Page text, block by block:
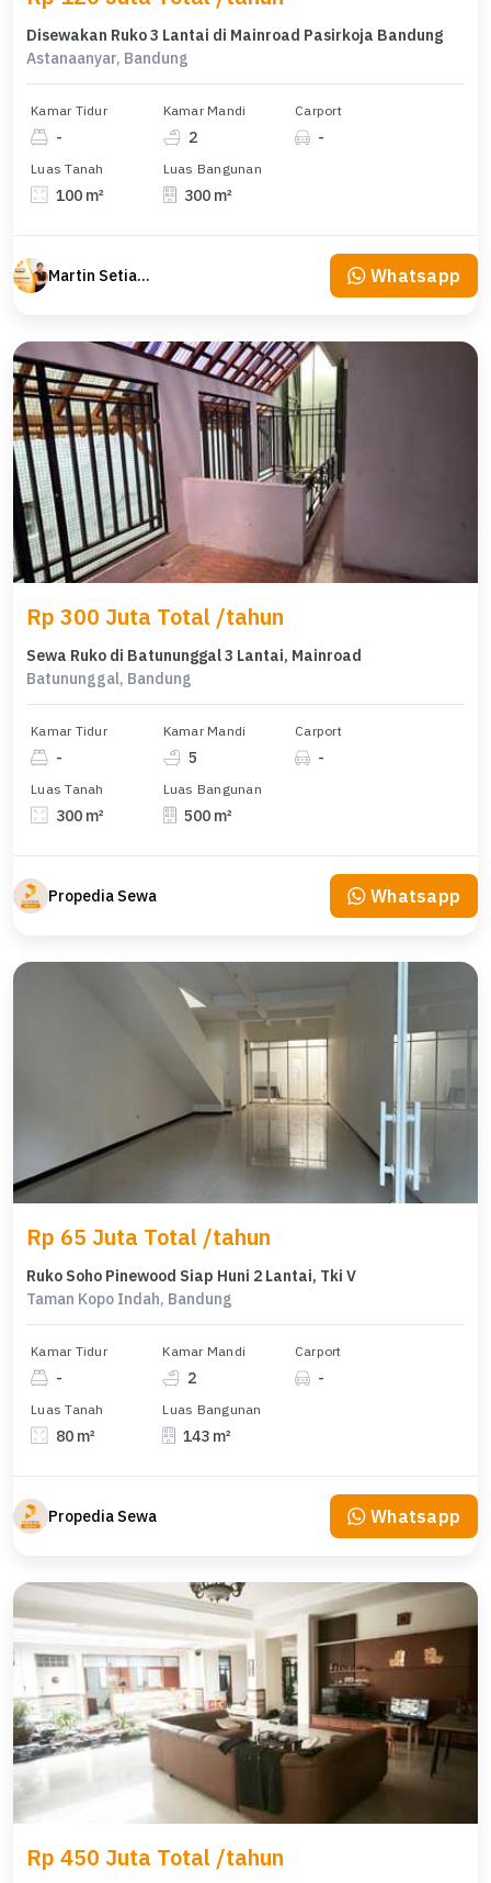
Disewakan Ruko 3 Lantai di Mainroad Pasirkoja Bandung
Astanaanyar, Bandung
Kamar Tidur
-
Kamar Mandi
2
Carport
-
Luas Tanah
100 m²
Luas Bangunan
300 m²
Martin Setiawan Tjandra Whatsapp
Rp 300 Juta Total /tahun
Sewa Ruko di Batununggal 3 Lantai, Mainroad
Batununggal, Bandung
Kamar Tidur
-
Kamar Mandi
5
Carport
-
Luas Tanah
300 m²
Luas Bangunan
500 m²
Propedia Sewa Whatsapp
Rp 65 Juta Total /tahun
Ruko Soho Pinewood Siap Huni 2 Lantai, Tki V
Taman Kopo Indah, Bandung
Kamar Tidur
-
Kamar Mandi
2
Carport
-
Luas Tanah
80 m²
Luas Bangunan
143 m²
Propedia Sewa Whatsapp
Rp 450 Juta Total /tahun